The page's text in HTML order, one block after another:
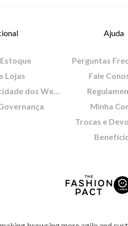
Lojas
Política de Privacidade dos Websites
Ajuda
Perguntas
Fale
Minha
Trocas e